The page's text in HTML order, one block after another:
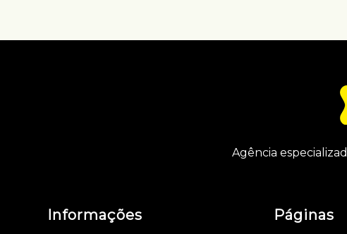
Agência
Informações Páginas